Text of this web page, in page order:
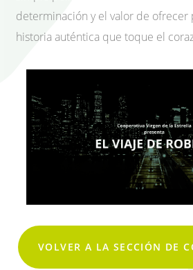
determinación y el valor de ofrecer
historia auténtica que toque el
VOLVER A LA SECCIÓN DE